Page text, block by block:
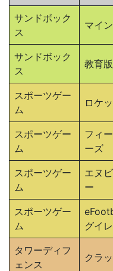
サンドボック
ス
マイ
サンドボック
ス
教育
スポーツゲー
ム
ロケ
スポーツゲー
ム
フィ
ーズ
スポーツゲー
ム
エヌ
ー
スポーツゲー
ム
グイ
タワーディフ
ェンス
クラ